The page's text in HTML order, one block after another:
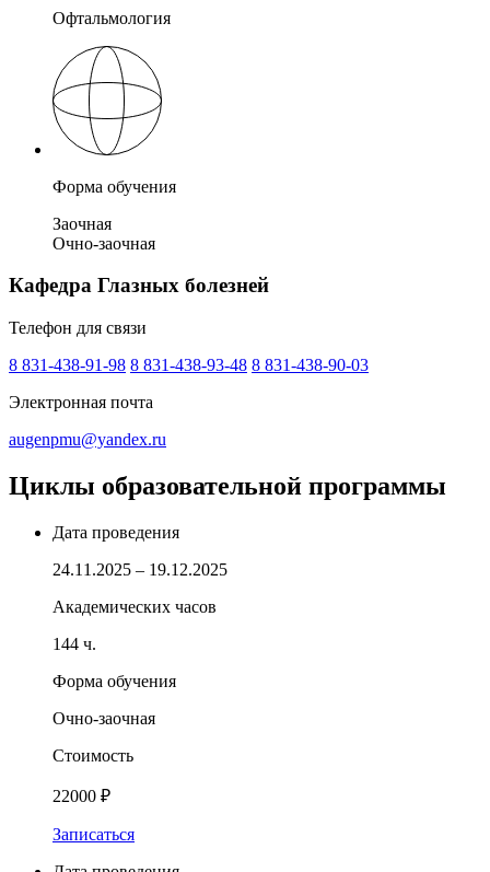
Офтальмология
Форма обучения
Заочная
Очно-заочная
Кафедра Глазных болезней
Телефон для связи
8 831-438-91-98 8 831-438-93-48 8 831-438-90-03
Электронная почта
augenpmu@yandex.ru
Циклы образовательной программы
Дата проведения
24.11.2025 – 19.12.2025
Академических часов
144 ч.
Форма обучения
Очно-заочная
Стоимость
22000 ₽
Записаться